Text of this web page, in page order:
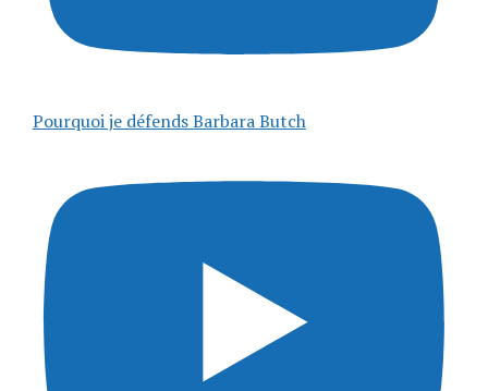
Pourquoi je défends Barbara Butch